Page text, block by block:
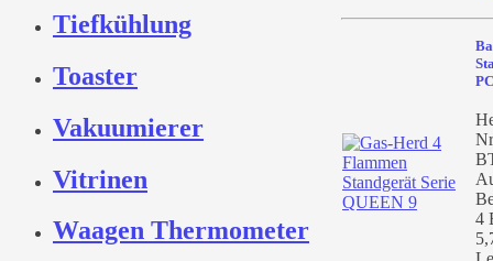
Tiefkühlung
Toaster
Vakuumierer
Vitrinen
Waagen Thermometer
4